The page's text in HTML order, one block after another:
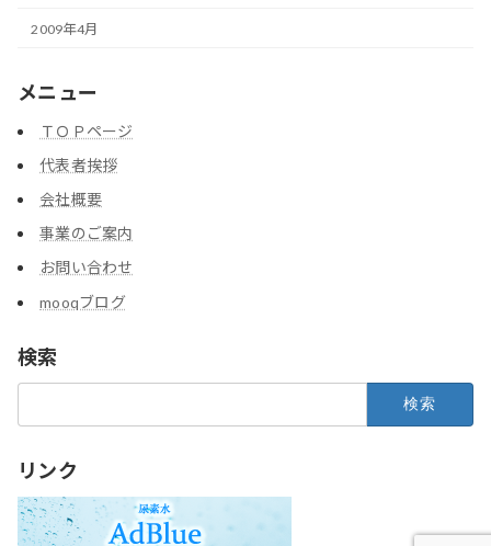
2009年4月
メニュー
ＴＯＰページ
代表者挨拶
会社概要
事業のご案内
お問い合わせ
mooqブログ
検索
リンク